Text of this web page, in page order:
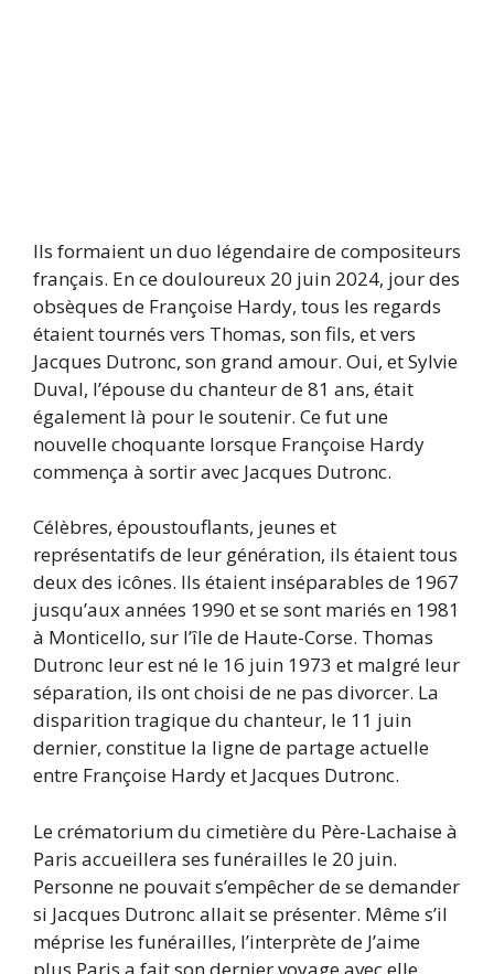
Ils formaient un duo légendaire de compositeurs
français. En ce douloureux 20 juin 2024, jour des
obsèques de Françoise Hardy, tous les regards
étaient tournés vers Thomas, son fils, et vers
Jacques Dutronc, son grand amour. Oui, et Sylvie
Duval, l’épouse du chanteur de 81 ans, était
également là pour le soutenir. Ce fut une
nouvelle choquante lorsque Françoise Hardy
commença à sortir avec Jacques Dutronc.
Célèbres, époustouflants, jeunes et
représentatifs de leur génération, ils étaient tous
deux des icônes. Ils étaient inséparables de 1967
jusqu’aux années 1990 et se sont mariés en 1981
à Monticello, sur l’île de Haute-Corse. Thomas
Dutronc leur est né le 16 juin 1973 et malgré leur
séparation, ils ont choisi de ne pas divorcer. La
disparition tragique du chanteur, le 11 juin
dernier, constitue la ligne de partage actuelle
entre Françoise Hardy et Jacques Dutronc.
Le crématorium du cimetière du Père-Lachaise à
Paris accueillera ses funérailles le 20 juin.
Personne ne pouvait s’empêcher de se demander
si Jacques Dutronc allait se présenter. Même s’il
méprise les funérailles, l’interprète de J’aime
plus Paris a fait son dernier voyage avec elle.